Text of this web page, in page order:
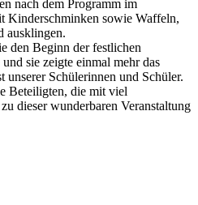
nach dem Programm im
Kinderschminken sowie Waffeln,
ausklingen.
den Beginn der festlichen
sie zeigte einmal mehr das
unserer Schülerinnen und Schüler.
Beteiligten, die mit viel
dieser wunderbaren Veranstaltung